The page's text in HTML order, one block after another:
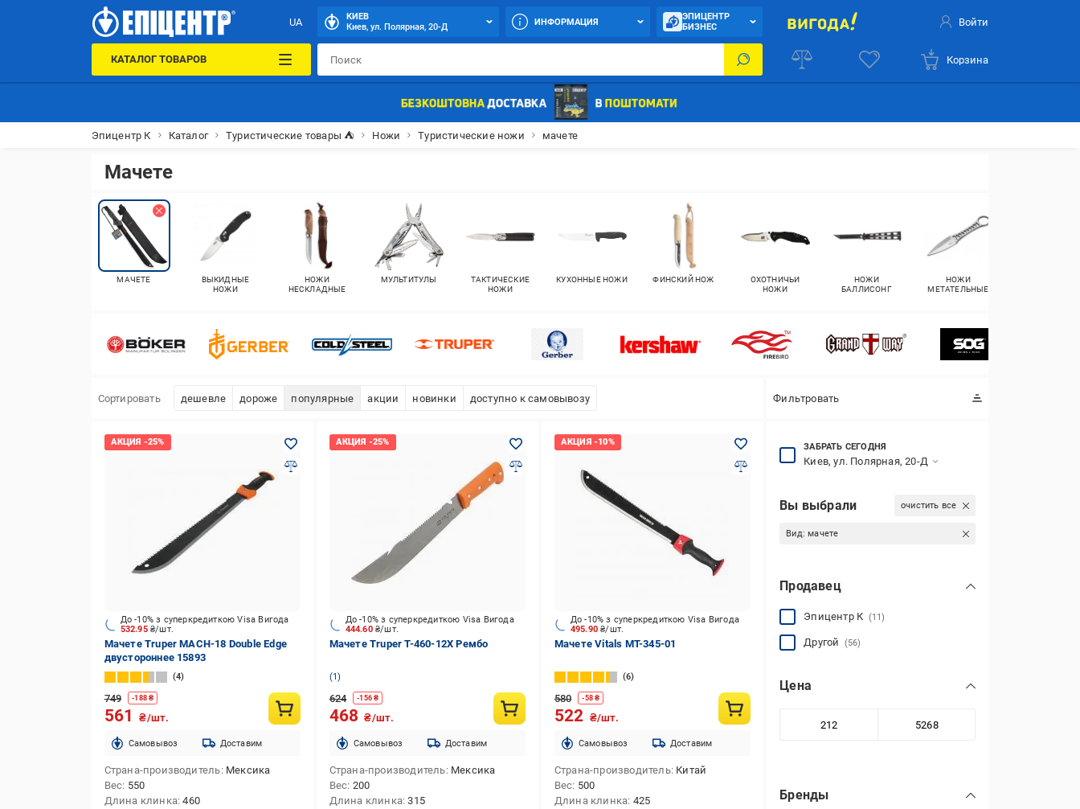
UA
КИЕВ
Киев, ул. Полярная, 20-Д
ИНФОРМАЦИЯ
ЭПИЦЕНТР
БИЗНЕС
Войти
КАТАЛОГ ТОВАРОВ Корзина
Эпицентр К Каталог Туристические товары ⛺ Ножи Туристические ножи мачете
Мачете
МАЧЕТЕ
ВЫКИДНЫЕ
НОЖИ
НОЖИ
НЕСКЛАДНЫЕ
МУЛЬТИТУЛЫ
ТАКТИЧЕСКИЕ
НОЖИ
КУХОННЫЕ НОЖИ ФИНСКИЙ НОЖ
ОХОТНИЧЬИ
НОЖИ
НОЖИ
БАЛЛИСОНГ
НОЖИ
МЕТАТЕЛЬНЫЕ
Сортировать дешевле дороже популярные акции новинки доступно к самовывозу Фильтровать
532.95 ₴/шт.
До -10% з суперкредиткою Visa Вигода
Мачете Truper MACH-18 Double Edge
двустороннее 15893
4
749 -188₴
561 ₴/шт.
Cамовывоз Доставим
Страна-производитель Мексика
Вес 550
Длина клинка 460
444.60₴/шт.
До -10% з суперкредиткою Visa Вигода
Мачете Truper T-460-12X Рембо
1
624 -156 ₴
468 ₴/шт.
Cамовывоз Доставим
Страна-производитель Мексика
Вес 200
Длина клинка 315
495.90₴/шт.
До -10% з суперкредиткою Visa Вигода
Мачете Vitals MT-345-01
6
580 -58₴
522 ₴/шт.
Cамовывоз Доставим
Страна-производитель Китай
Вес 500
Длина клинка 425
ЗАБРАТЬ СЕГОДНЯ
Киев, ул. Полярная, 20-Д
Вы выбрали очистить все
Вид:мачете
Продавец
Эпицентр К (11)
Другой (56)
Цена
Бренды